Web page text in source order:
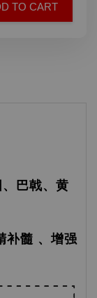
TO CART
巴戟、黄
补髓 、增强